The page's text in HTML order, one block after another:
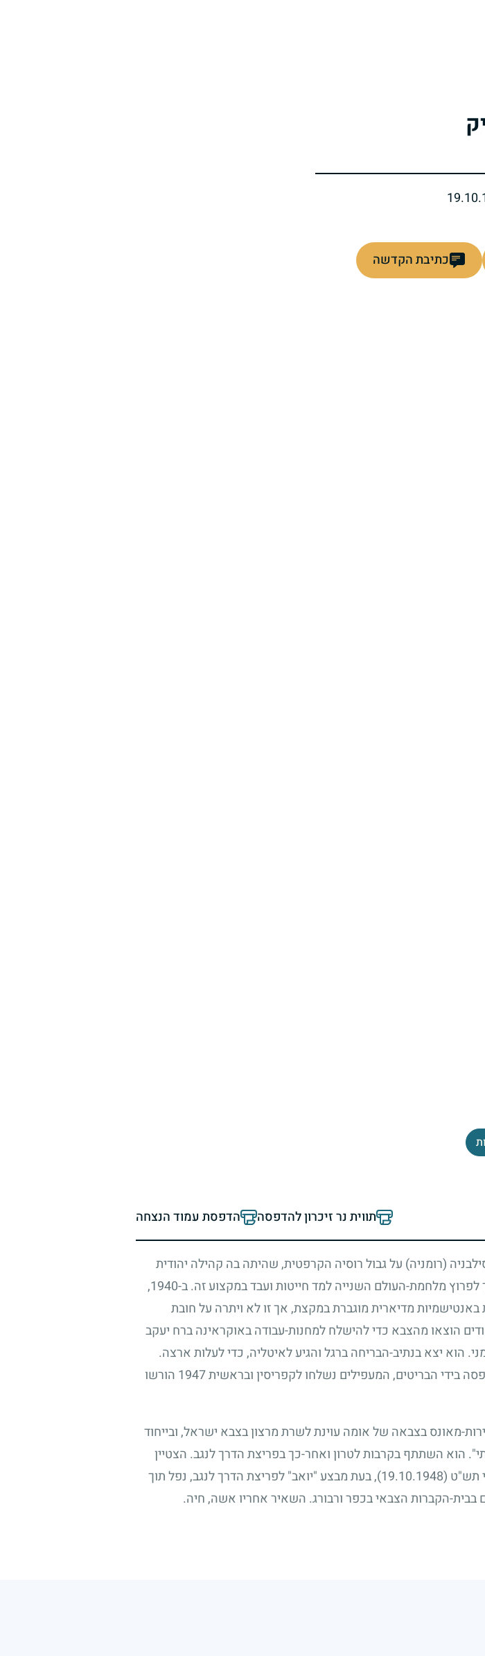
כתיבת הקדשה
תווית נר זיכרון להדפסה הדפסת עמוד הנצחה
(רומניה) על גבול רוסיה הקרפטית, שהיתה בה קהילה יהודית
מלחמת-העולם השנייה למד חייטות ועבד במקצוע זה. ב-1940
,
מדיארית מוגברת במקצת, אך זו לא ויתרה על חובת
הוצאו מהצבא כדי להישלח למחנות-עבודה באוקראינה ברח יעקב
הוא יצא בנתיב-הבריחה ברגל והגיע לאיטליה, כדי לעלות ארצה.
בידי הבריטים, המעפילים נשלחו לקפריסין ובראשית1947 הורשו
מאונס בצבאה של אומה עוינת לשרת מרצון בצבא ישראל, ובייחוד
הוא השתתף בקרבות לטרון ואחר-כך בפריצת הדרך לנגב. הצטיין
תש"ט (19.10.1948)
, בעת מבצע "יואב" לפריצת הדרך לנגב, נפל תוך
בבית-הקברות הצבאי בכפר ורבורג. השאיר אחריו אשה, חיה.